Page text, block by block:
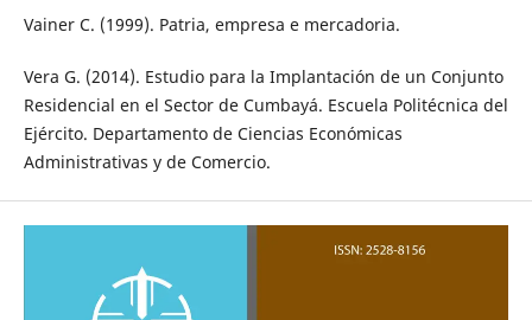
Vainer C. (1999). Patria, empresa e mercadoria.
Vera G. (2014). Estudio para la Implantación de un Conjunto
Residencial en el Sector de Cumbayá. Escuela Politécnica del
Ejército. Departamento de Ciencias Económicas
Administrativas y de Comercio.